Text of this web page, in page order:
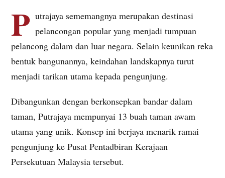
P utrajaya sememangnya merupakan destinasi
pelancongan popular yang menjadi tumpuan
pelancong dalam dan luar negara. Selain keunikan reka
bentuk bangunannya, keindahan landskapnya turut
menjadi tarikan utama kepada pengunjung.
Dibangunkan dengan berkonsepkan bandar dalam
taman, Putrajaya mempunyai 13 buah taman awam
utama yang unik. Konsep ini berjaya menarik ramai
pengunjung ke Pusat Pentadbiran Kerajaan
Persekutuan Malaysia tersebut.